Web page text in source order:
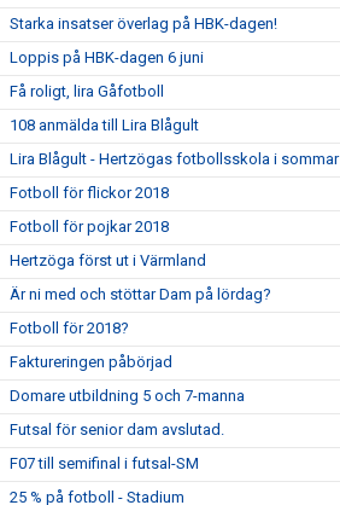
Starka insatser överlag på HBK-dagen!
Loppis på HBK-dagen 6 juni
Få roligt, lira Gåfotboll
108 anmälda till Lira Blågult
Lira Blågult - Hertzögas fotbollsskola i sommar
Fotboll för flickor 2018
Fotboll för pojkar 2018
Hertzöga först ut i Värmland
Är ni med och stöttar Dam på lördag?
Fotboll för 2018?
Faktureringen påbörjad
Domare utbildning 5 och 7-manna
Futsal för senior dam avslutad.
F07 till semifinal i futsal-SM
25 % på fotboll - Stadium